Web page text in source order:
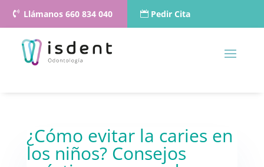
Llámanos 660 834 040 Pedir Cita
¿Cómo evitar la caries en
los niños? Consejos